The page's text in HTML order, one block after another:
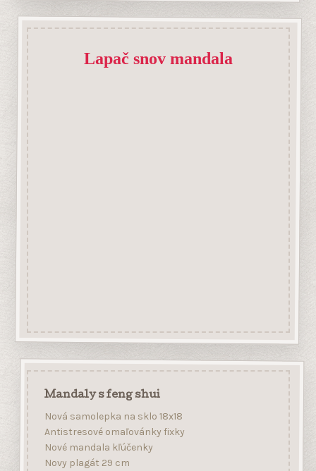
Antistresové omaľovánky fixky
Novy plagát 29 cm
Mandala prívesky
Komunikácia
Drevený stojan - príslušenstvo k mandalám
Prehoz na posteľ
Odpustenie
Večný kalendár